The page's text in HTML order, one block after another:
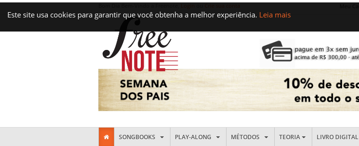
Este site usa cookies para garantir que você obtenha a melhor experiência. Leia mais
SONGBOOKS PLAY-ALONG MÉTODOS TEORIA LIVRO DIGITAL